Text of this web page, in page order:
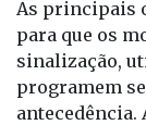
As principais
para que os
sinalização,
programem
antecedência.